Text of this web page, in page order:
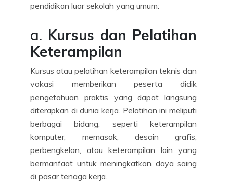
pendidikan luar sekolah yang umum:
a. Kursus dan Pelatihan
Keterampilan
Kursus atau pelatihan keterampilan teknis dan
vokasi memberikan peserta didik
pengetahuan praktis yang dapat langsung
diterapkan di dunia kerja. Pelatihan ini meliputi
berbagai bidang, seperti keterampilan
komputer, memasak, desain grafis,
perbengkelan, atau keterampilan lain yang
bermanfaat untuk meningkatkan daya saing
di pasar tenaga kerja.